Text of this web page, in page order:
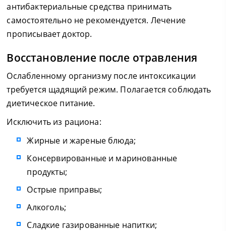
антибактериальные средства принимать
самостоятельно не рекомендуется. Лечение
прописывает доктор.
Восстановление после отравления
Ослабленному организму после интоксикации
требуется щадящий режим. Полагается соблюдать
диетическое питание.
Исключить из рациона:
Жирные и жареные блюда;
Консервированные и маринованные
продукты;
Острые приправы;
Алкоголь;
Сладкие газированные напитки;